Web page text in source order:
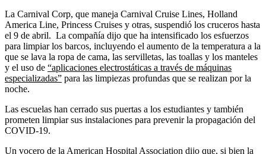
La Carnival Corp, que maneja Carnival Cruise Lines, Holland
America Line, Princess Cruises y otras, suspendió los cruceros hasta
el 9 de abril. La compañía dijo que ha intensificado los esfuerzos
para limpiar los barcos, incluyendo el aumento de la temperatura a la
que se lava la ropa de cama, las servilletas, las toallas y los manteles
y el uso de “aplicaciones electrostáticas a través de máquinas
especializadas” para las limpiezas profundas que se realizan por la
noche.
Las escuelas han cerrado sus puertas a los estudiantes y también
prometen limpiar sus instalaciones para prevenir la propagación del
COVID-19.
Un vocero de la American Hospital Association dijo que, si bien la